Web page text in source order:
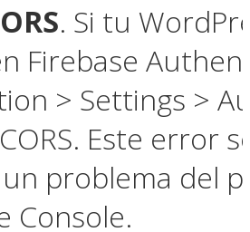
. Si tu
Firebase
> Settings >
Este error
problema del
Console.